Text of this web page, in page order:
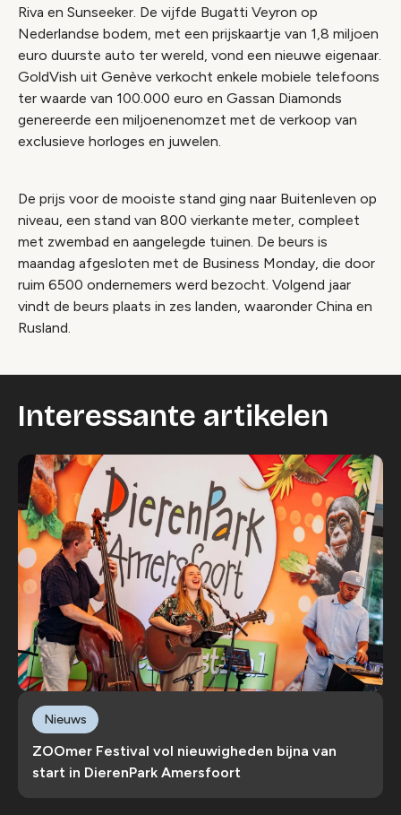
Riva en Sunseeker. De vijfde Bugatti Veyron op
Nederlandse bodem, met een prijskaartje van 1,8 miljoen
euro duurste auto ter wereld, vond een nieuwe eigenaar.
GoldVish uit Genève verkocht enkele mobiele telefoons
ter waarde van 100.000 euro en Gassan Diamonds
genereerde een miljoenenomzet met de verkoop van
exclusieve horloges en juwelen.
De prijs voor de mooiste stand ging naar Buitenleven op
niveau, een stand van 800 vierkante meter, compleet
met zwembad en aangelegde tuinen. De beurs is
maandag afgesloten met de Business Monday, die door
ruim 6500 ondernemers werd bezocht. Volgend jaar
vindt de beurs plaats in zes landen, waaronder China en
Rusland.
Interessante artikelen
ZOOmer Festival vol nieuwigheden bijna van
start in DierenPark Amersfoort
Nieuws